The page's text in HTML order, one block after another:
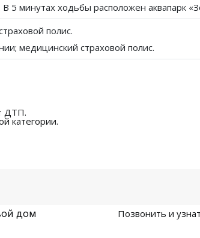
5 минутах ходьбы расположен аквапарк
полис.
медицинский страховой полис.
ДТП.
категории.
дом Позвонить и